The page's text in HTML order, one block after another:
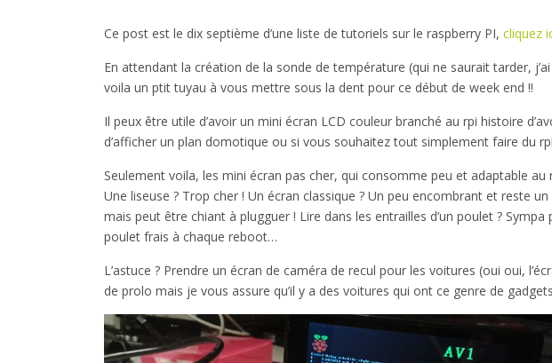
Ce post est le dix septième d’une liste de tutoriels sur le raspberry PI, cliquez
En attendant la création de la sonde de température (qui ne saurait tarder,
voila un ptit tuyau à vous mettre sous la dent pour ce début de week end !!
Il peux être utile d’avoir un mini écran LCD couleur branché au rpi histoire
d’afficher un plan domotique ou si vous souhaitez tout simplement faire du
Seulement voila, les mini écran pas cher, qui consomme peu et adaptable
Une liseuse ? Trop cher ! Un écran classique ? Un peu encombrant et reste
mais peut être chiant à plugguer ! Lire dans les entrailles d’un poulet ?
poulet frais à chaque reboot…
L’astuce ? Prendre un écran de caméra de recul pour les voitures (oui oui,
de prolo mais je vous assure qu’il y a des voitures qui ont ce genre de